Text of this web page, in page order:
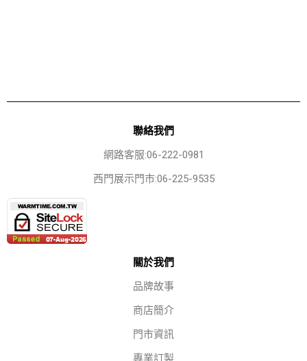
聯絡我們
網路客服:06-222-0981
西門展示門市:06-225-9535
關於我們
品牌故事
商店簡介
門市資訊
專業訂製